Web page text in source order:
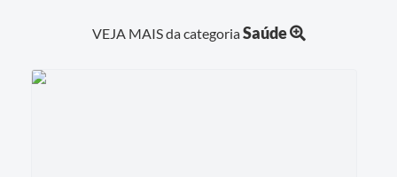
VEJA MAIS da categoriaSaúde